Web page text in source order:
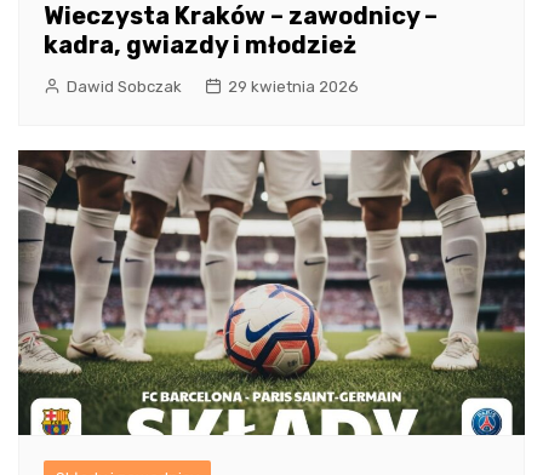
Wieczysta Kraków – zawodnicy –
kadra, gwiazdy i młodzież
Dawid Sobczak 29 kwietnia 2026